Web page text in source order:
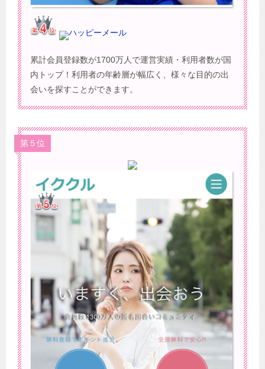
ハッピーメール
累計会員登録数が1700万人で運営実績・利用者数が国
内トップ！利用者の年齢層が幅広く、様々な目的の出
会いを探すことができます。
第５位